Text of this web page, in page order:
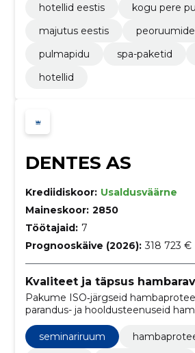
hotellid eestis
kogu pere
majutus eestis
pulmapidu
spa-paketid
hotellid
DENTES AS
Krediidiskoor: Usaldusväärne
Maineskoor: 2850
Töötajaid: 7
Prognooskäive (2026): 318 723 €
Kvaliteet ja täpsus
Pakume ISO‑järgseid
parandus- ja hooldusteenuseid
patsientidele. Toetame
seminariruumi professionaalseteks
seminariruum